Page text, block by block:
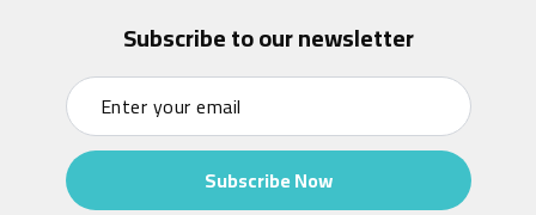
Subscribe to our newsletter
Subscribe Now